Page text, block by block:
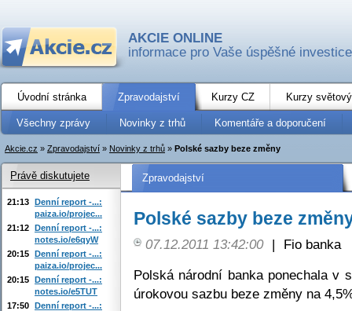
AKCIE ONLINE
informace pro Vaše úspěšné investice
Úvodní stránka Zpravodajství Kurzy CZ Kurzy
Všechny zprávy Novinky z trhů Komentáře a doporučení
Akcie.cz » Zpravodajství » Novinky z trhů » Polské sazby beze změny
Zpravodajství
Polské sazby beze
07.12.2011 13:42:00 |
Fio banka
Polská národní banka ponechala v
úrokovou sazbu beze změny na
Právě diskutujete
21:13 Denní report -...:
paiza.io/projec...
21:12 Denní report -...:
notes.io/e6qyW
20:15 Denní report -...:
paiza.io/projec...
20:15 Denní report -...:
notes.io/e5TUT
17:50 Denní report -...: